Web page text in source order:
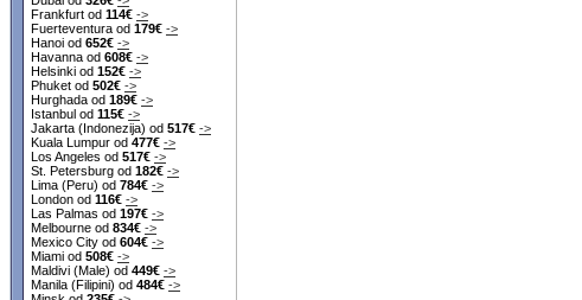
Frankfurt od 114€ ->
Fuerteventura od 179€ ->
Hanoi od 652€ ->
Havanna od 608€ ->
Helsinki od 152€ ->
Phuket od 502€ ->
Hurghada od 189€ ->
Istanbul od 115€ ->
Jakarta (Indonezija) od 517€ ->
Kuala Lumpur od 477€ ->
Los Angeles od 517€ ->
St. Petersburg od 182€ ->
Lima (Peru) od 784€ ->
London od 116€ ->
Las Palmas od 197€ ->
Melbourne od 834€ ->
Mexico City od 604€ ->
Miami od 508€ ->
Maldivi (Male) od 449€ ->
Manila (Filipini) od 484€ ->